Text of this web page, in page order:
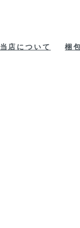
当店について 梱